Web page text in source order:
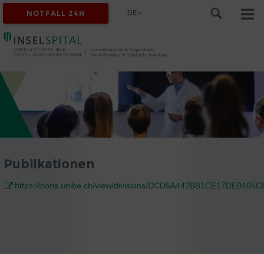
NOTFALL 24H DE
Publikationen
https://boris.unibe.ch/view/divisions/